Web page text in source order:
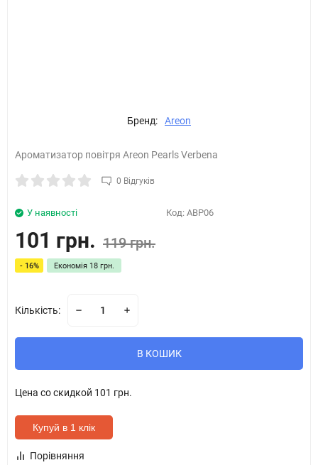
Бренд: Areon
Ароматизатор повітря Areon Pearls Verbena
0 Відгуків
У наявності Код: ABP06
101 грн. 119 грн.
- 16% Економія 18 грн.
Кількість:
В КОШИК
Цена со скидкой 101 грн.
Купуй в 1 клік
Порівняння